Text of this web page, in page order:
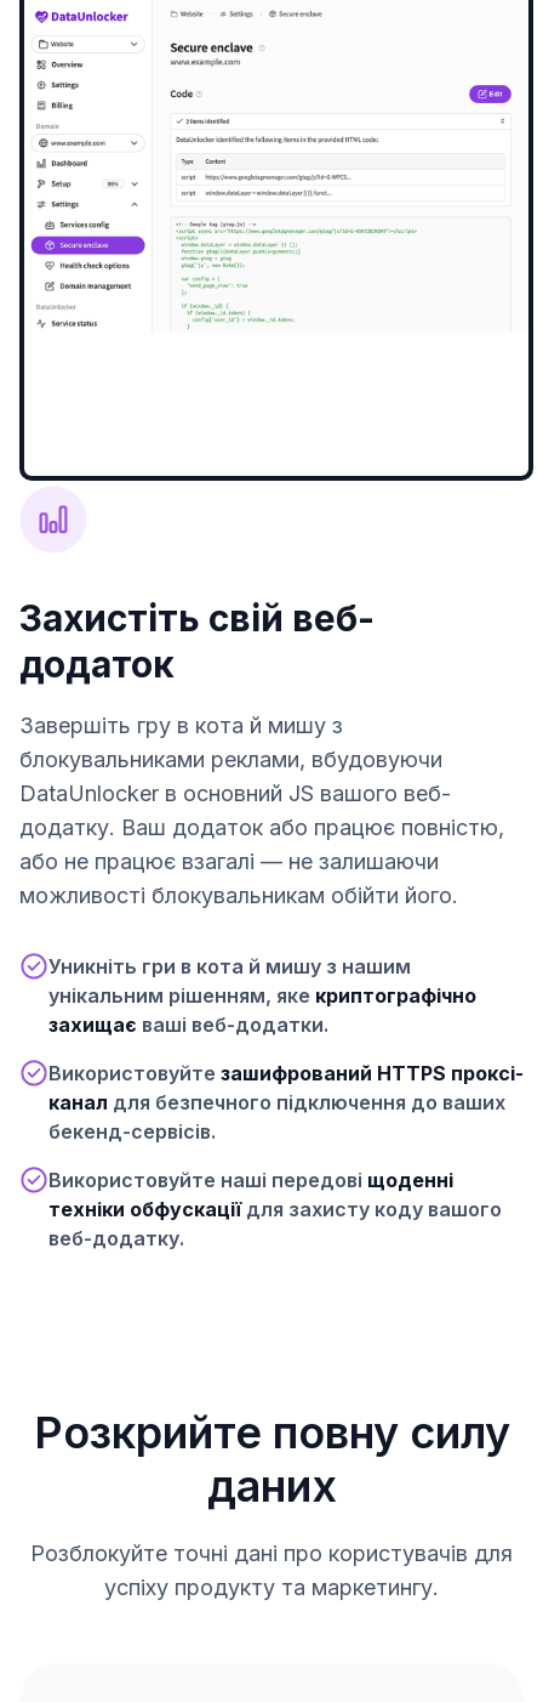
Захистіть свій веб-
додаток
Завершіть гру в кота й мишу з
блокувальниками реклами, вбудовуючи
DataUnlocker в основний JS вашого веб-
додатку. Ваш додаток або працює повністю,
або не працює взагалі — не залишаючи
можливості блокувальникам обійти його.
Уникніть гри в кота й мишу з нашим
унікальним рішенням, яке криптографічно
захищає ваші веб-додатки.
Використовуйте зашифрований HTTPS проксі-
канал для безпечного підключення до ваших
бекенд-сервісів.
Використовуйте наші передові щоденні
техніки обфускації для захисту коду вашого
веб-додатку.
Розкрийте повну силу
даних
Розблокуйте точні дані про користувачів для
успіху продукту та маркетингу.